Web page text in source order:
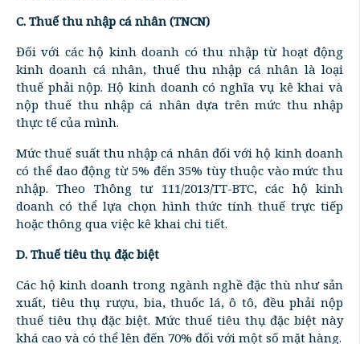
C. Thuế thu nhập cá nhân (TNCN)
Đối với các hộ kinh doanh có thu nhập từ hoạt động
kinh doanh cá nhân, thuế thu nhập cá nhân là loại
thuế phải nộp. Hộ kinh doanh có nghĩa vụ kê khai và
nộp thuế thu nhập cá nhân dựa trên mức thu nhập
thực tế của mình.
Mức thuế suất thu nhập cá nhân đối với hộ kinh doanh
có thể dao động từ 5% đến 35% tùy thuộc vào mức thu
nhập. Theo Thông tư 111/2013/TT-BTC, các hộ kinh
doanh có thể lựa chọn hình thức tính thuế trực tiếp
hoặc thông qua việc kê khai chi tiết.
D. Thuế tiêu thụ đặc biệt
Các hộ kinh doanh trong ngành nghề đặc thù như sản
xuất, tiêu thụ rượu, bia, thuốc lá, ô tô, đều phải nộp
thuế tiêu thụ đặc biệt. Mức thuế tiêu thụ đặc biệt này
khá cao và có thể lên đến 70% đối với một số mặt hàng.